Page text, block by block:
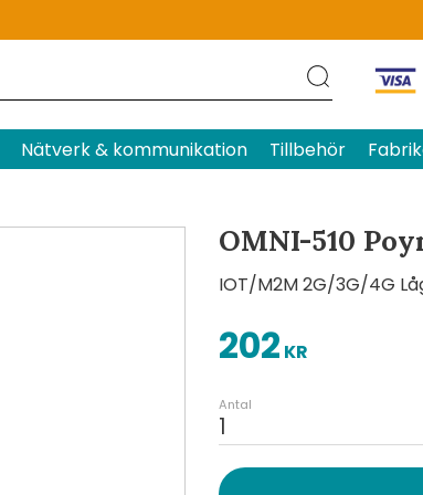
Nätverk & kommunikation Tillbehör
OMNI-510
IOT/M2M 2G/3G/4G
202 KR
Antal
Baserat